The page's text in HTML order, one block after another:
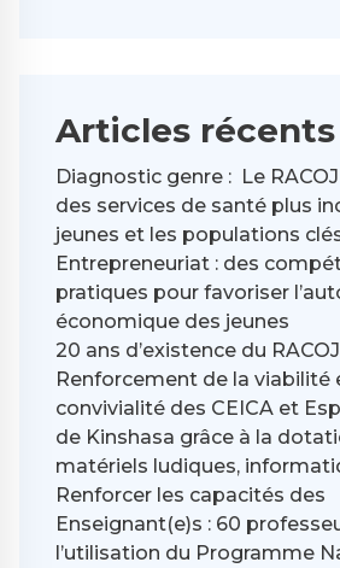
Articles récents
Diagnostic genre : Le
des services de santé plus
jeunes et les populations
Entrepreneuriat : des
pratiques pour favoriser
économique des jeunes
20 ans d’existence du RACOJ
Renforcement de la viabilité
convivialité des CEICA et
de Kinshasa grâce à la
matériels ludiques,
Renforcer les capacités des
Enseignant(e)s : 60
l’utilisation du Programme